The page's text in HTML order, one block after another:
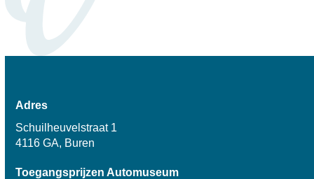
Adres
Schuilheuvelstraat 1
4116 GA, Buren
Toegangsprijzen Automuseum